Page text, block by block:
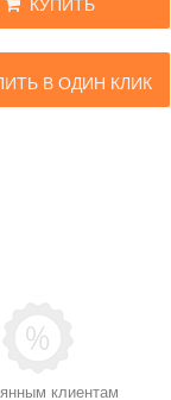
В ОДИН КЛИК
клиентам